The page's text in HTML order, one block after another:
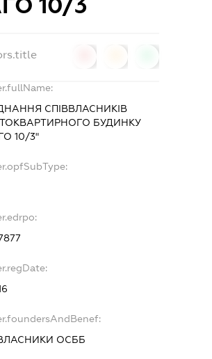
10/3
СПІВВЛАСНИКІВ
БУДИНКУ
10/3"
ОСББ